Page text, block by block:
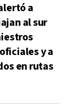
a
al sur
y a
en rutas